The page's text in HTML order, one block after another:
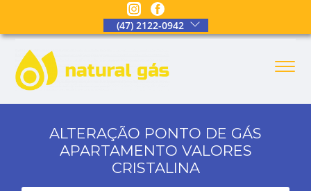
(47) 2122-0942
ALTERAÇÃO PONTO DE GÁS
APARTAMENTO VALORES
CRISTALINA